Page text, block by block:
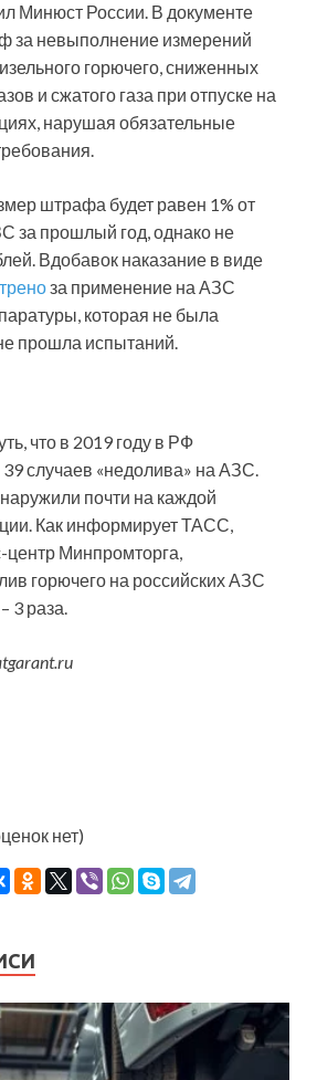
Минюст России. В документе
за невыполнение измерений
горючего, сниженных
и сжатого газа при отпуске на
нарушая обязательные
штрафа будет равен 1% от
за прошлый год, однако не
Вдобавок наказание в виде
за применение на АЗС
которая не была
прошла испытаний.
что в 2019 году в РФ
случаев «недолива» на АЗС.
почти на каждой
Как информирует ТАСС,
центр Минпромторга,
горючего на российских АЗС
3 раза.
нет)